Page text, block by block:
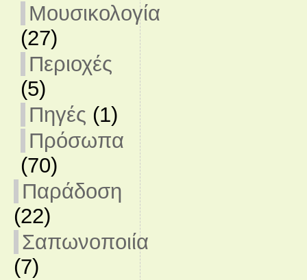
Μουσικολογία
(27)
Περιοχές
(5)
Πηγές (1)
Πρόσωπα
(70)
Παράδοση
(22)
Σαπωνοποιία
(7)